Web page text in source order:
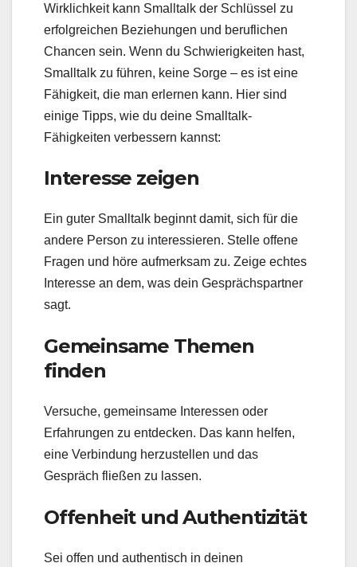
Wirklichkeit kann Smalltalk der Schlüssel zu
erfolgreichen Beziehungen und beruflichen
Chancen sein. Wenn du Schwierigkeiten hast,
Smalltalk zu führen, keine Sorge – es ist eine
Fähigkeit, die man erlernen kann. Hier sind
einige Tipps, wie du deine Smalltalk-
Fähigkeiten verbessern kannst:
Interesse zeigen
Ein guter Smalltalk beginnt damit, sich für die
andere Person zu interessieren. Stelle offene
Fragen und höre aufmerksam zu. Zeige echtes
Interesse an dem, was dein Gesprächspartner
sagt.
Gemeinsame Themen
finden
Versuche, gemeinsame Interessen oder
Erfahrungen zu entdecken. Das kann helfen,
eine Verbindung herzustellen und das
Gespräch fließen zu lassen.
Offenheit und Authentizität
Sei offen und authentisch in deinen